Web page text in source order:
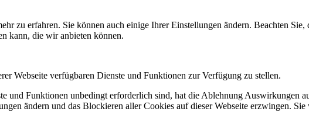
zu erfahren. Sie können auch einige Ihrer Einstellungen ändern. Beachten
kann, die wir anbieten können.
Webseite verfügbaren Dienste und Funktionen zur Verfügung zu stellen.
und Funktionen unbedingt erforderlich sind, hat die Ablehnung Auswirkungen
ändern und das Blockieren aller Cookies auf dieser Webseite erzwingen.